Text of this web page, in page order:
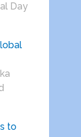
Day
to